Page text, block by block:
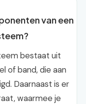
van een
bestaat uit
of band, die aan
Daarnaast is er
waarmee je